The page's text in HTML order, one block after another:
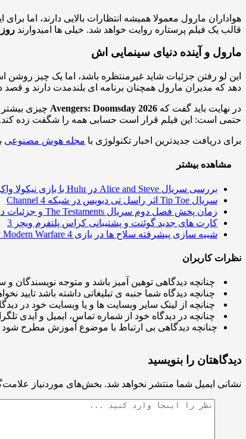
هواداران مارول معمولا همیشه انتظارات بالایی دارند، اما
قالب یک فیلم پرستاره روایت خواهد شد. خیلی ها امیدوارند
مارول و آینده دنیای سینمایی اش
این لو رفتن جزئیات شاید غیرمنتظره باشد، اما یک چیز
دهد که مدیران مارول همچنان برنامه ای بلندمدت دارند و قصد
در نهایت باید گفت که Avengers: Doomsday 2026 چیزی بیشتر
حتمی است: این فیلم قرار است حسابی همه را شگفت زده کند.
برای دریافت جدیدترین اخبار تکنولوژی با مجله هوش مصنوعی
مشاهده بیشتر
بررسی سریال Alice and Steve در Hulu با بازی نیکولا واکر
سریال Tip Toe اثر راسل تی دیویس در شبکه Channel 4
زمان پخش فصل دوم سریال The Testaments و جزئیات داستان
کارت های جدید گوئنت و پشتیبانی کراس پلتفرم ویچر 3
شبیه سازی پیشرفته سلاح ها در بازی Call of Duty Modern Warfare 4
نظرات کاربران
چنانچه دیدگاهی توهین آمیز باشد و متوجه نویسندگان و
چنانچه دیدگاه شما جنبه ی تبلیغاتی داشته باشد تایید
چنانچه از لینک سایر وبسایت ها و یا وبسایت خود در
چنانچه در دیدگاه خود از شماره تماس، ایمیل و آیدی
چنانچه دیدگاهی بی ارتباط با موضوع آموزش مطرح شود
دیدگاهتان را بنویسید
نشانی ایمیل شما منتشر نخواهد شد. بخش‌های موردنیاز